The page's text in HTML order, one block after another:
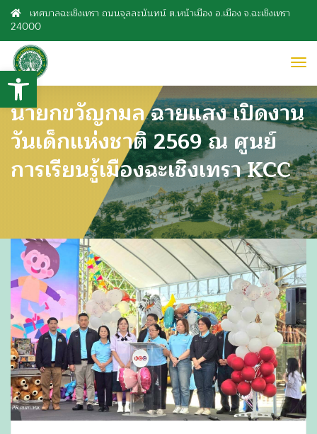
เทศบาลฉะเชิงเทรา ถนนจุลละนันทน์ ต.หน้าเมือง อ.เมือง จ.ฉะเชิงเทรา
24000
นายกขวัญกมล ฉายแสง เปิดงาน
วันเด็กแห่งชาติ 2569 ณ ศูนย์
การเรียนรู้เมืองฉะเชิงเทรา KCC
Open toolbar